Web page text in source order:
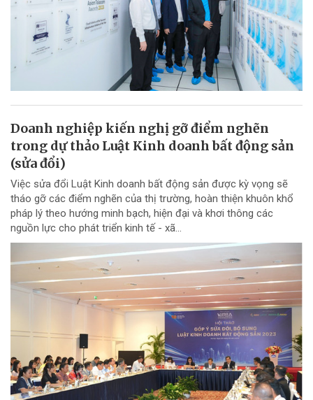
Doanh nghiệp kiến nghị gỡ điểm nghẽn
trong dự thảo Luật Kinh doanh bất động sản
(sửa đổi)
Việc sửa đổi Luật Kinh doanh bất động sản được kỳ vọng sẽ
tháo gỡ các điểm nghẽn của thị trường, hoàn thiện khuôn khổ
pháp lý theo hướng minh bạch, hiện đại và khơi thông các
nguồn lực cho phát triển kinh tế - xã...